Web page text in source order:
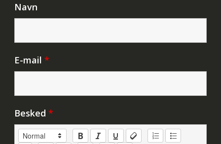
Navn
E-mail *
Besked *